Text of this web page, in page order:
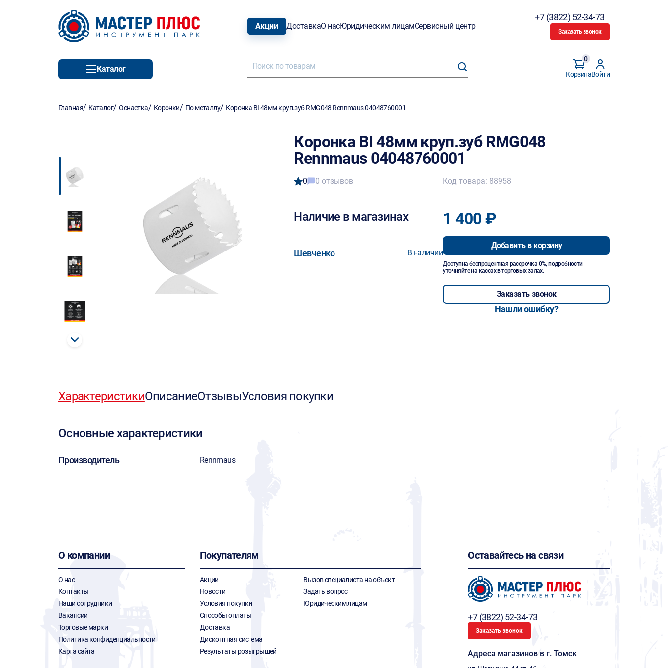
Акции ДоставкаО насЮридическим лицамСервисный центр
+7 (3822) 52-34-73
Заказать звонок
Каталог
Корзина
0
Войти
Главная/ Каталог/Оснастка/ Коронки/ По металлу/ Коронка BI 48мм круп.зуб RMG048 Rennmaus 04048760001
Коронка BI 48мм круп.зуб RMG048
Rennmaus 04048760001
0 0 отзывов
Наличие в магазинах
Шевченко В наличии
Код товара: 88958
1 400 ₽
Добавить в корзину
Доступна беспроцентная рассрочка 0%, подробности
уточняйте на кассах в торговых залах.
Заказать звонок
Нашли ошибку?
ХарактеристикиОписаниеОтзывыУсловия покупки
Основные характеристики
Производитель Rennmaus
О компании
О нас
Контакты
Наши сотрудники
Вакансии
Торговые марки
Политика конфиденциальности
Карта сайта
Покупателям
Акции
Новости
Условия покупки
Способы оплаты
Доставка
Дисконтная система
Результаты розыгрышей
Вызов специалиста на объект
Задать вопрос
Юридическим лицам
Оставайтесь на связи
+7 (3822) 52-34-73
Заказать звонок
Адреса магазинов в г. Томск